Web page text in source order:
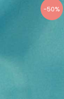
-50%